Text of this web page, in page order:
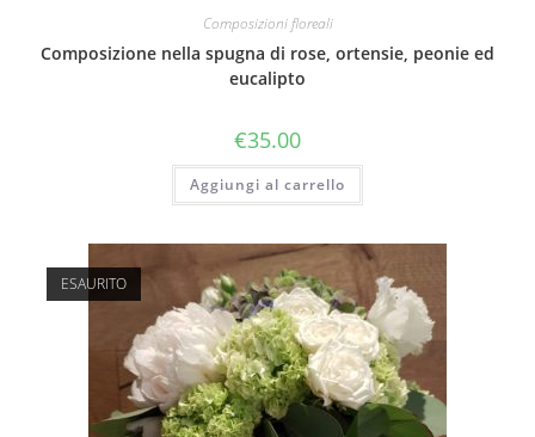
Composizioni floreali
Composizione nella spugna di rose, ortensie, peonie ed
eucalipto
€35.00
Aggiungi al carrello
ESAURITO